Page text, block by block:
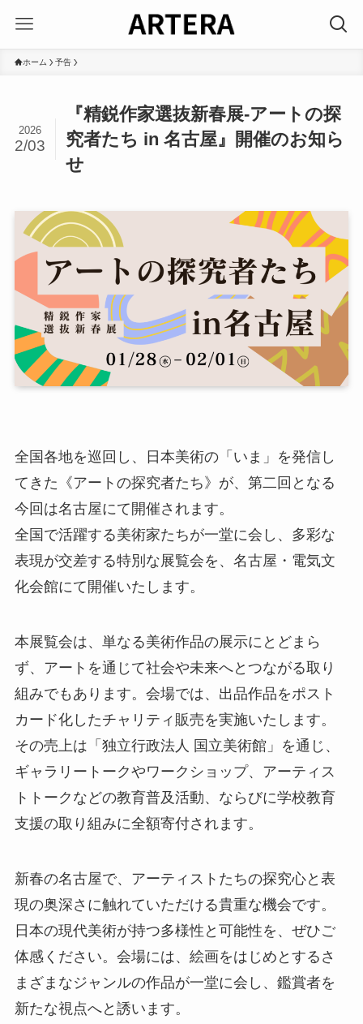
ホーム 予告
『精鋭作家選抜新春展‐アートの探
究者たち in 名古屋』開催のお知ら
せ
2026
2/03
全国各地を巡回し、日本美術の「いま」を発信し
てきた《アートの探究者たち》が、第二回となる
今回は名古屋にて開催されます。
全国で活躍する美術家たちが一堂に会し、多彩な
表現が交差する特別な展覧会を、名古屋・電気文
化会館にて開催いたします。
本展覧会は、単なる美術作品の展示にとどまら
ず、アートを通じて社会や未来へとつながる取り
組みでもあります。会場では、出品作品をポスト
カード化したチャリティ販売を実施いたします。
その売上は「独立行政法人 国立美術館」を通じ、
ギャラリートークやワークショップ、アーティス
トトークなどの教育普及活動、ならびに学校教育
支援の取り組みに全額寄付されます。
新春の名古屋で、アーティストたちの探究心と表
現の奥深さに触れていただける貴重な機会です。
日本の現代美術が持つ多様性と可能性を、ぜひご
体感ください。会場には、絵画をはじめとするさ
まざまなジャンルの作品が一堂に会し、鑑賞者を
新たな視点へと誘います。